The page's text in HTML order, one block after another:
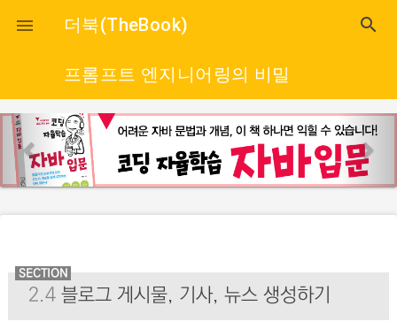
close
 더북(TheBook) search
프롬프트 엔지니어링의 비밀
p
r
e
u
s
n
e
x
SECTION
2.4 블로그 게시물, 기사, 뉴스 생성하기